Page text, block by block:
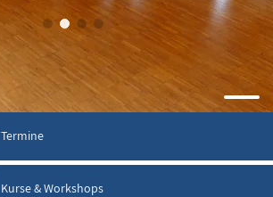
Termine
Kurse & Workshops